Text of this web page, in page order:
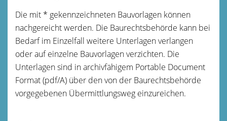
Die mit * gekennzeichneten Bauvorlagen können
nachgereicht werden. Die Baurechtsbehörde kann bei
Bedarf im Einzelfall weitere Unterlagen verlangen
oder auf einzelne Bauvorlagen verzichten. Die
Unterlagen sind in archivfähigem Portable Document
Format (pdf/A) über den von der Baurechtsbehörde
vorgegebenen Übermittlungsweg einzureichen.